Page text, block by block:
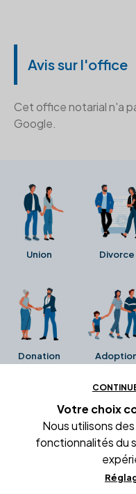
Avis sur l'office
Cet office notarial n'a
Google.
Union Divorce
Donation
Ces avis
Business de l'office
été
Conditions générales
Votre choix
Nous utilisons
fonctionnalités du